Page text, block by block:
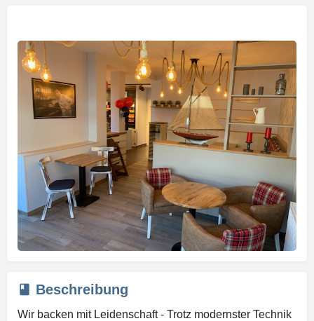
Beschreibung
Wir backen mit Leidenschaft - Trotz modernster Technik